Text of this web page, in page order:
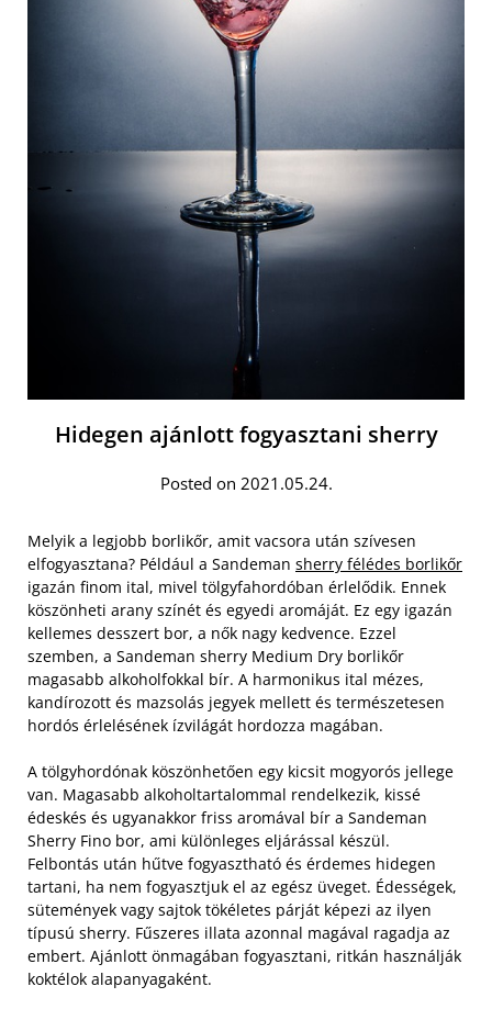
Hidegen ajánlott fogyasztani sherry
Posted on 2021.05.24.
Melyik a legjobb borlikőr, amit vacsora után szívesen
elfogyasztana? Például a Sandeman sherry félédes borlikőr
igazán finom ital, mivel tölgyfahordóban érlelődik. Ennek
köszönheti arany színét és egyedi aromáját. Ez egy igazán
kellemes desszert bor, a nők nagy kedvence. Ezzel
szemben, a Sandeman sherry Medium Dry borlikőr
magasabb alkoholfokkal bír. A harmonikus ital mézes,
kandírozott és mazsolás jegyek mellett és természetesen
hordós érlelésének ízvilágát hordozza magában.
A tölgyhordónak köszönhetően egy kicsit mogyorós jellege
van. Magasabb alkoholtartalommal rendelkezik, kissé
édeskés és ugyanakkor friss aromával bír a Sandeman
Sherry Fino bor, ami különleges eljárással készül.
Felbontás után hűtve fogyasztható és érdemes hidegen
tartani, ha nem fogyasztjuk el az egész üveget. Édességek,
sütemények vagy sajtok tökéletes párját képezi az ilyen
típusú sherry. Fűszeres illata azonnal magával ragadja az
embert. Ajánlott önmagában fogyasztani, ritkán használják
koktélok alapanyagaként.